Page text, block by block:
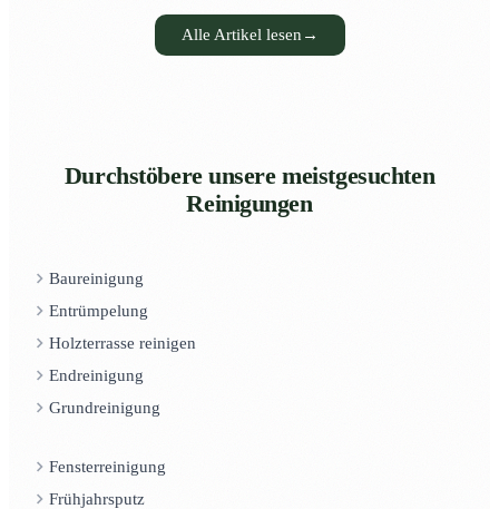
Alle Artikel lesen →
Durchstöbere unsere meistgesuchten
Reinigungen
Baureinigung
Entrümpelung
Holzterrasse reinigen
Endreinigung
Grundreinigung
Fensterreinigung
Frühjahrsputz